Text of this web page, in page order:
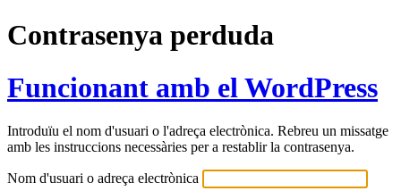
Contrasenya perduda
Funcionant amb el WordPress
Introduïu el nom d'usuari o l'adreça electrònica. Rebreu un missatge
amb les instruccions necessàries per a restablir la contrasenya.
Nom d'usuari o adreça electrònica